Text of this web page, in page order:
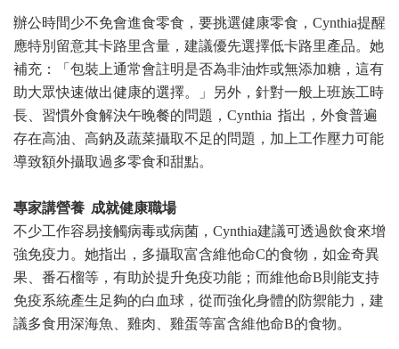
辦公時間少不免會進食零食，要挑選健康零食，Cynthia提醒
應特別留意其卡路里含量，建議優先選擇低卡路里產品。她
補充：「包裝上通常會註明是否為非油炸或無添加糖，這有
助大眾快速做出健康的選擇。」另外，針對一般上班族工時
長、習慣外食解決午晚餐的問題，Cynthia 指出，外食普遍
存在高油、高鈉及蔬菜攝取不足的問題，加上工作壓力可能
導致額外攝取過多零食和甜點。
專家講營養 成就健康職場
不少工作容易接觸病毒或病菌，Cynthia建議可透過飲食來增
強免疫力。她指出，多攝取富含維他命C的食物，如金奇異
果、番石榴等，有助於提升免疫功能；而維他命B則能支持
免疫系統產生足夠的白血球，從而強化身體的防禦能力，建
議多食用深海魚、雞肉、雞蛋等富含維他命B的食物。